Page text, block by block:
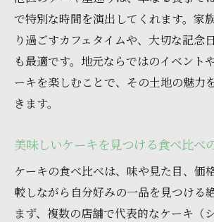
で特別な時間を演出してくれます。家
り過ごすカフェタイムや、大切な記念
も最適です。地元ならではのイベント
ーキを楽しむことで、その土地の魅力
きます。
美味しいケーキを見つける食べ比べ
ケーキの食べ比べは、味や見た目、価
較しながら自分好みの一品を見つける
まず、複数の店舗で代表的なケーキ（